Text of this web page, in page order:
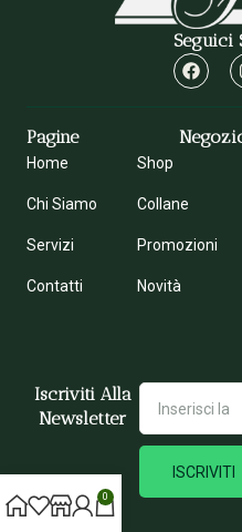
Seguici
Pagine
Home
Chi Siamo
Servizi
Contatti
Shop
Collane
Promozioni
Novità
Iscriviti Alla
Newsletter
ISCRIVITI
0